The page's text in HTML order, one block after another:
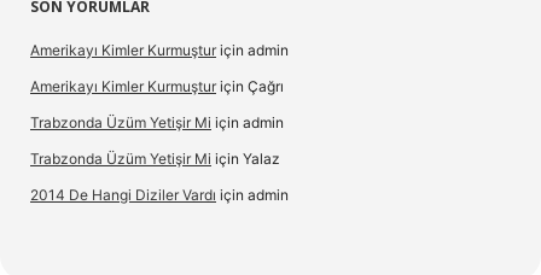
SON YORUMLAR
Amerikayı Kimler Kurmuştur için admin
Amerikayı Kimler Kurmuştur için Çağrı
Trabzonda Üzüm Yetişir Mi için admin
Trabzonda Üzüm Yetişir Mi için Yalaz
2014 De Hangi Diziler Vardı için admin